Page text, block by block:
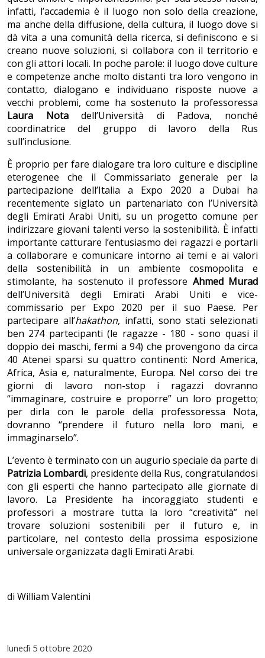
infatti, l’accademia è il luogo non solo della creazione,
ma anche della diffusione, della cultura, il luogo dove si
dà vita a una comunità della ricerca, si definiscono e si
creano nuove soluzioni, si collabora con il territorio e
con gli attori locali. In poche parole: il luogo dove culture
e competenze anche molto distanti tra loro vengono in
contatto, dialogano e individuano risposte nuove a
vecchi problemi, come ha sostenuto la professoressa
Laura Notadell’Università di Padova, nonché
coordinatrice del gruppo di lavoro della Rus
sull’inclusione.
È proprio per fare dialogare tra loro culture e discipline
eterogenee che il Commissariato generale per la
partecipazione dell’Italia a Expo 2020 a Dubai ha
recentemente siglato un partenariato con l’Università
degli Emirati Arabi Uniti, su un progetto comune per
indirizzare giovani talenti verso la sostenibilità. È infatti
importante catturare l’entusiasmo dei ragazzi e portarli
a collaborare e comunicare intorno ai temi e ai valori
della sostenibilità in un ambiente cosmopolita e
stimolante, ha sostenuto il professore Ahmed Murad
dell’Università degli Emirati Arabi Uniti e vice-
commissario per Expo 2020 per il suo Paese. Per
partecipare all’hakathon, infatti, sono stati selezionati
ben 274 partecipanti (le ragazze - 180 - sono quasi il
doppio dei maschi, fermi a 94) che provengono da circa
40 Atenei sparsi su quattro continenti: Nord America,
Africa, Asia e, naturalmente, Europa. Nel corso dei tre
giorni di lavoro non-stop i ragazzi dovranno
“immaginare, costruire e proporre” un loro progetto;
per dirla con le parole della professoressa Nota,
dovranno “prendere il futuro nella loro mani, e
immaginarselo”.
L’evento è terminato con un augurio speciale da parte di
Patrizia Lombardi, presidente della Rus, congratulandosi
con gli esperti che hanno partecipato alle giornate di
lavoro. La Presidente ha incoraggiato studenti e
professori a mostrare tutta la loro “creatività” nel
trovare soluzioni sostenibili per il futuro e, in
particolare, nel contesto della prossima esposizione
universale organizzata dagli Emirati Arabi.
di William Valentini
lunedì 5 ottobre 2020